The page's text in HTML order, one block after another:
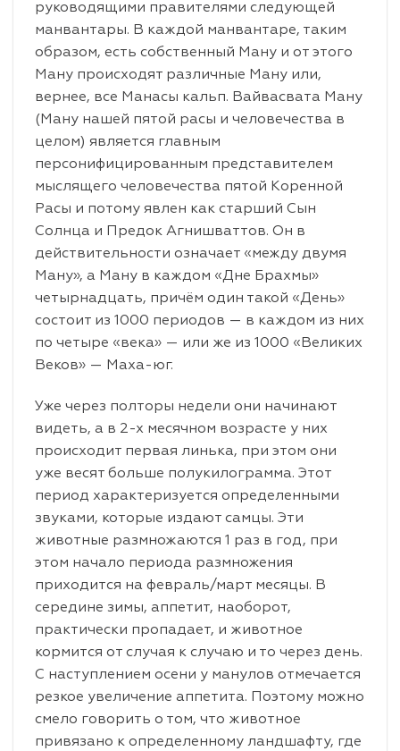
руководящими правителями следующей
манвантары. В каждой манвантаре, таким
образом, есть собственный Ману и от этого
Ману происходят различные Ману или,
вернее, все Манасы кальп. Вайвасвата Ману
(Ману нашей пятой расы и человечества в
целом) является главным
персонифицированным представителем
мыслящего человечества пятой Коренной
Расы и потому явлен как старший Сын
Солнца и Предок Агнишваттов. Он в
действительности означает «между двумя
Ману», а Ману в каждом «Дне Брахмы»
четырнадцать, причём один такой «День»
состоит из 1000 периодов — в каждом из них
по четыре «века» — или же из 1000 «Великих
Веков» — Маха-юг.
Уже через полторы недели они начинают
видеть, а в 2-х месячном возрасте у них
происходит первая линька, при этом они
уже весят больше полукилограмма. Этот
период характеризуется определенными
звуками, которые издают самцы. Эти
животные размножаются 1 раз в год, при
этом начало периода размножения
приходится на февраль/март месяцы. В
середине зимы, аппетит, наоборот,
практически пропадает, и животное
кормится от случая к случаю и то через день.
С наступлением осени у манулов отмечается
резкое увеличение аппетита. Поэтому можно
смело говорить о том, что животное
привязано к определенному ландшафту, где